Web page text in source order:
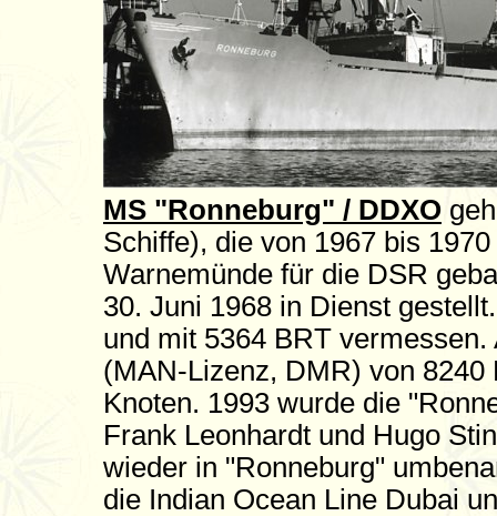
MS "Ronneburg" / DDXO
Schiffe), die von 1967 bis
Warnemünde für die DSR
30. Juni 1968 in Dienst
und mit 5364 BRT
(MAN-Lizenz, DMR) von
Knoten. 1993 wurde die
Frank Leonhardt und Hugo
wieder in "Ronneburg"
die Indian Ocean Line Dubai